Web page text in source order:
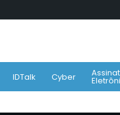
IDTalk Cyber